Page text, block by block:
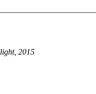
2015